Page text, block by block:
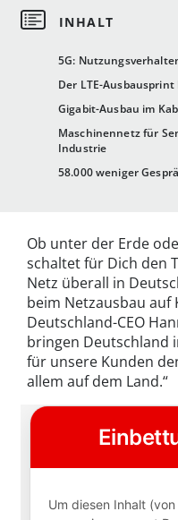
5G:
Der LTE-
Gigabit-Ausbau im
Maschinennetz für
Industrie
58.000 weniger
Ob unter der Erde
schaltet für Dich den
Netz überall in
beim Netzausbau auf
Deutschland-CEO
bringen Deutschland
für unsere Kunden
allem auf dem Land.“